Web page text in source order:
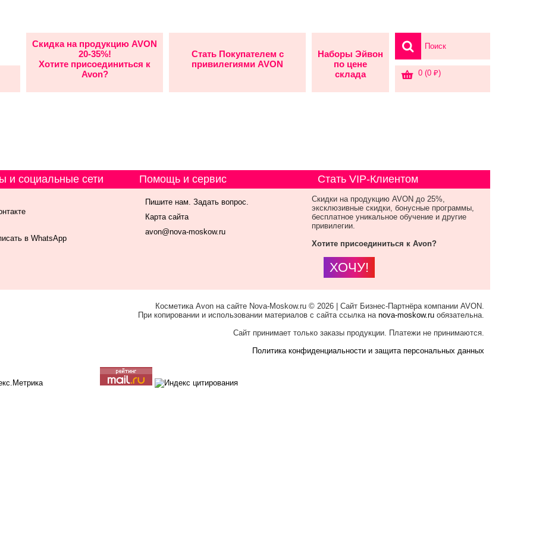
Скидка на продукцию AVON
20-35%!
Хотите присоединиться к
Avon?
Стать Покупателем с
привилегиями AVON
Наборы Эйвон
по цене
склада
0 (0 ₽)
и социальные сети
в WhatsApp
Помощь и сервис
Пишите нам. Задать вопрос.
Карта сайта
avon@nova-moskow.ru
Стать VIP-Клиентом
Скидки на продукцию AVON до 25%,
эксклюзивные скидки, бонусные программы,
бесплатное уникальное обучение и другие
привилегии.
Хотите присоединиться к Avon?
ХОЧУ!
Косметика Avon на сайте Nova-Moskow.ru © 2026 | Сайт Бизнес-Партнёра компании AVON.
При копировании и использовании материалов с сайта ссылка на nova-moskow.ru обязательна.
Сайт принимает только заказы продукции. Платежи не принимаются.
Политика конфиденциальности и защита персональных данных